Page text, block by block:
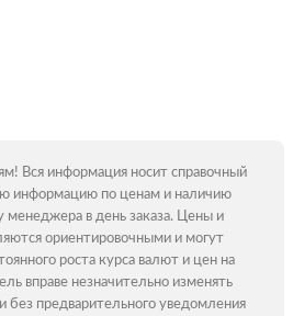
Вся информация носит справочный
информацию по ценам и наличию
менеджера в день заказа. Цены и
ориентировочными и могут
роста курса валют и цен на
вправе незначительно изменять
без предварительного уведомления